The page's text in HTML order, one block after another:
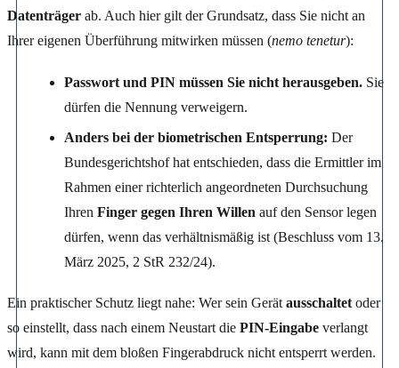
Datenträger ab. Auch hier gilt der Grundsatz, dass Sie nicht an
Ihrer eigenen Überführung mitwirken müssen (nemo tenetur):
Passwort und PIN müssen Sie nicht herausgeben. Sie
dürfen die Nennung verweigern.
Anders bei der biometrischen Entsperrung: Der
Bundesgerichtshof hat entschieden, dass die Ermittler im
Rahmen einer richterlich angeordneten Durchsuchung
Ihren Finger gegen Ihren Willen auf den Sensor legen
dürfen, wenn das verhältnismäßig ist (Beschluss vom 13.
März 2025, 2 StR 232/24).
Ein praktischer Schutz liegt nahe: Wer sein Gerätausschaltetoder
so einstellt, dass nach einem Neustart die PIN-Eingabe verlangt
wird, kann mit dem bloßen Fingerabdruck nicht entsperrt werden.